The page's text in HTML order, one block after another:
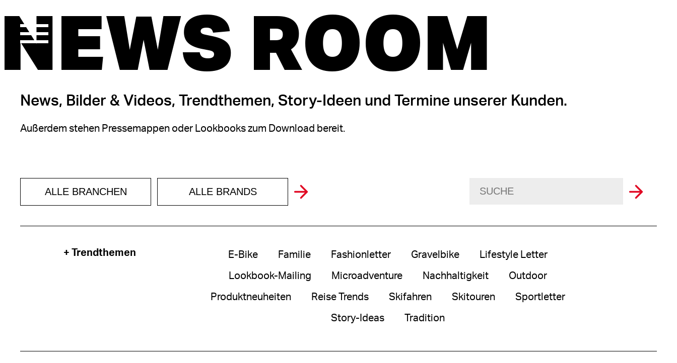
NEWS ROOM
News, Bilder & Videos, Trendthemen, Story-Ideen und Termine unserer Kunden.
Außerdem stehen Pressemappen oder Lookbooks zum Download bereit.
ALLE BRANCHEN ALLE BRANDS
+ Trendthemen E-Bike Familie Fashionletter Gravelbike Lifestyle Letter
Lookbook-Mailing Microadventure Nachhaltigkeit Outdoor
Produktneuheiten Reise Trends Skifahren Skitouren Sportletter
Story-Ideas Tradition